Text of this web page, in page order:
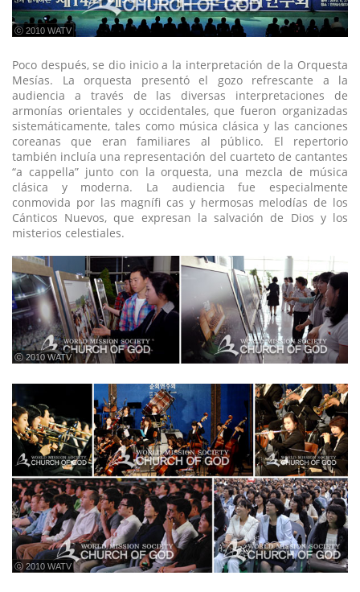
ⓒ 2010 WATV
Poco después, se dio inicio a la interpretación de la Orquesta
Mesías. La orquesta presentó el gozo refrescante a la
audiencia a través de las diversas interpretaciones de
armonías orientales y occidentales, que fueron organizadas
sistemáticamente, tales como música clásica y las canciones
coreanas que eran familiares al público. El repertorio
también incluía una representación del cuarteto de cantantes
“a cappella” junto con la orquesta, una mezcla de música
clásica y moderna. La audiencia fue especialmente
conmovida por las magnífi cas y hermosas melodías de los
Cánticos Nuevos, que expresan la salvación de Dios y los
misterios celestiales.
ⓒ 2010 WATV
ⓒ 2010 WATV